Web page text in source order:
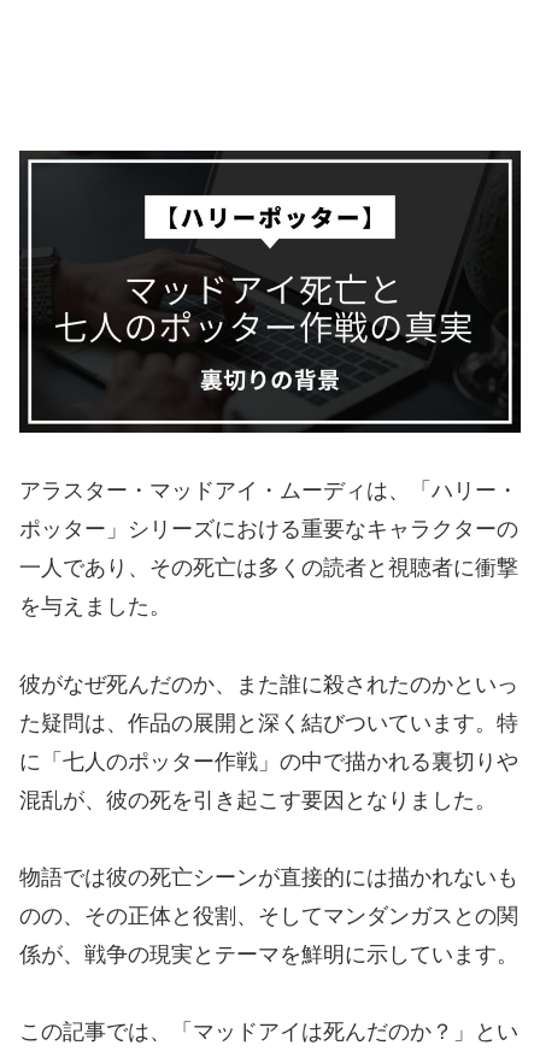
アラスター・マッドアイ・ムーディは、「ハリー・
ポッター」シリーズにおける重要なキャラクターの
一人であり、その死亡は多くの読者と視聴者に衝撃
を与えました。
彼がなぜ死んだのか、また誰に殺されたのかといっ
た疑問は、作品の展開と深く結びついています。特
に「七人のポッター作戦」の中で描かれる裏切りや
混乱が、彼の死を引き起こす要因となりました。
物語では彼の死亡シーンが直接的には描かれないも
のの、その正体と役割、そしてマンダンガスとの関
係が、戦争の現実とテーマを鮮明に示しています。
この記事では、「マッドアイは死んだのか？」とい